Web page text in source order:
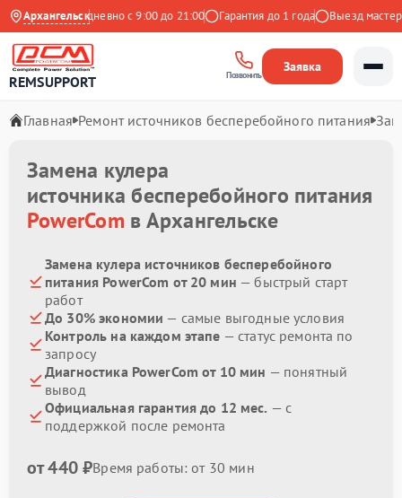
Архангельск
Ежедневно с 9:00 до 21:00 Гарантия до 1 года Выезд мастера
REMSUPPORT Позвонить
Заявка
Главная Ремонт источников бесперебойного питания
Замена кулера
источника бесперебойного питания
PowerComв Архангельске
Замена кулера источников бесперебойного
питания PowerCom от 20 мин — быстрый старт
работ
До 30% экономии — самые выгодные условия
Контроль на каждом этапе — статус ремонта по
запросу
Диагностика PowerCom от 10 мин — понятный
вывод
Официальная гарантия до 12 мес. — с
поддержкой после ремонта
от 440 ₽Время работы: от 30 мин